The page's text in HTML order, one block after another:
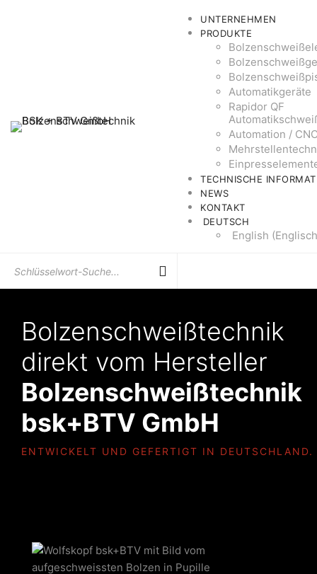
UNTERNEHMEN
PRODUKTE
Automatikgeräte
Rapidor QF
Automation /
TECHNISCHE
NEWS
KONTAKT
DEUTSCH
English (Englisch
Sie
Bolzenschweißtechnik
direkt vom Hersteller
Bolzenschweißtechnik
bsk+BTV GmbH
ENTWICKELT UND GEFERTIGT IN DEUTSCHLAND.